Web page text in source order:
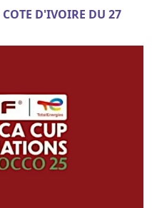
COTE D'IVOIRE DU 27